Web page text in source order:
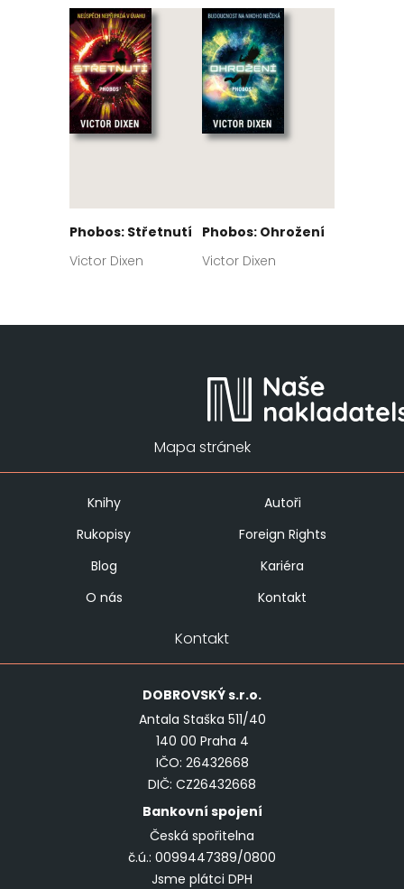
Phobos: Střetnutí
Victor Dixen
Phobos: Ohrožení
Victor Dixen
Mapa stránek
Knihy
Autoři
Rukopisy
Foreign Rights
Blog
Kariéra
O nás
Kontakt
Kontakt
DOBROVSKÝs.r.o.
Antala Staška 511/40
140 00 Praha 4
IČO: 26432668
DIČ: CZ26432668
Bankovní spojení
Česká spořitelna
č.ú.: 0099447389/0800
Jsme plátci DPH